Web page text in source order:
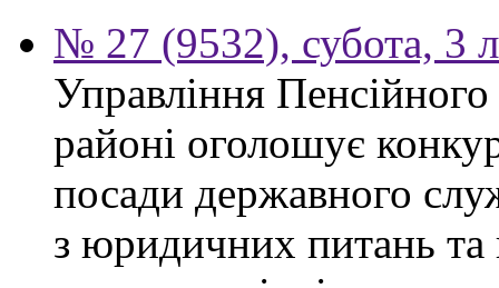
№ 27 (9532), субота, 3
Управління
районі оголошує
посади державного
з юридичних питань та